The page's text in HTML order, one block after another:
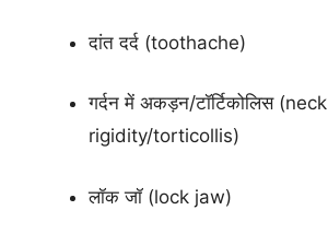
दांत दर्द (toothache)
गर्दन में अकड़न/टॉर्टिकोलिस (neck
rigidity/torticollis)
लॉक जॉ (lock jaw)